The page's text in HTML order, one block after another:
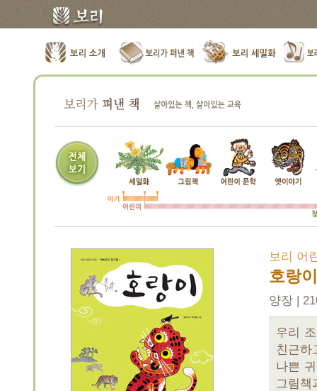
보리 어
호랑이
양장 |
우리
친근하
나쁜
그림책